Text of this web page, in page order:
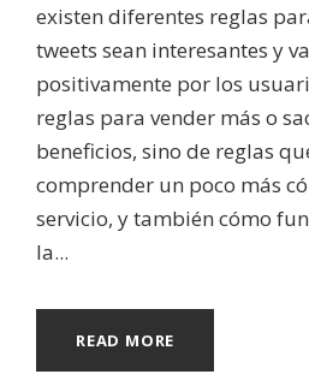
existen diferentes reglas
tweets sean interesantes y
positivamente por los
reglas para vender más o
beneficios, sino de reglas
comprender un poco más
servicio, y también cómo
la...
READ MORE